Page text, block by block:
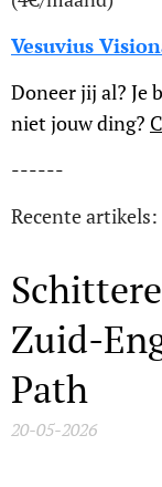
Vesuvius
Doneer jij al? Je
niet jouw ding?
------
Recente artikels:
Zuid-
Path
20-05-2026